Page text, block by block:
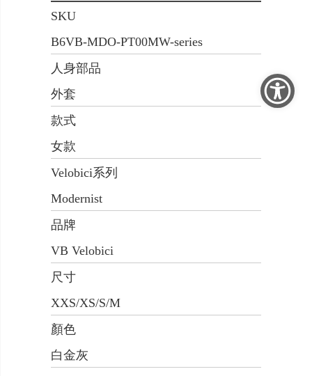
SKU
B6VB-MDO-PT00MW-series
人身部品
外套
款式
女款
Velobici系列
Modernist
品牌
VB Velobici
尺寸
XXS/XS/S/M
顏色
白金灰